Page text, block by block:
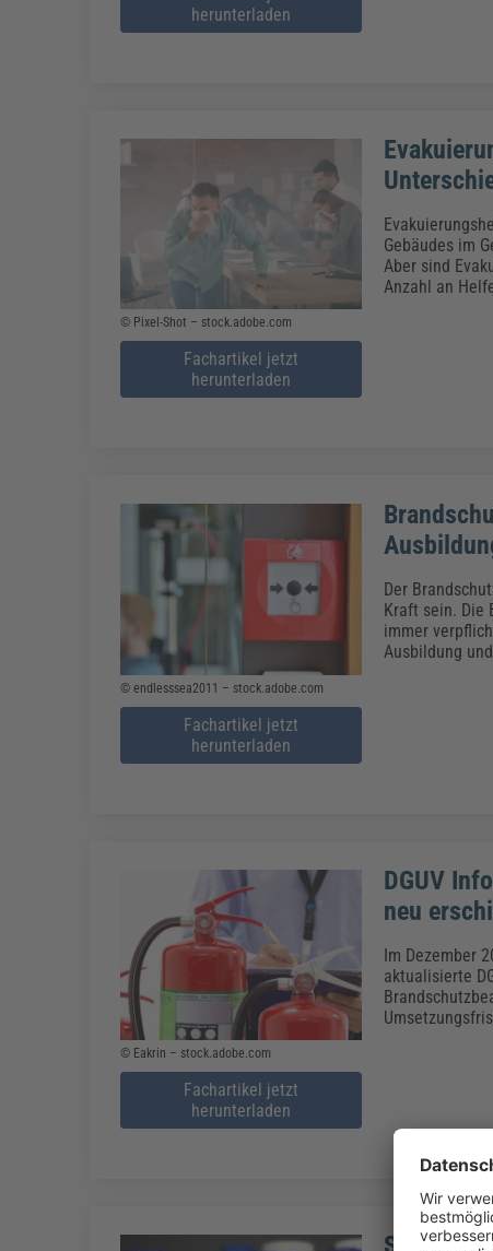
herunterladen
© Pixel-Shot – stock.adobe.com
Fachartikel jetzt
herunterladen
Gebäudes im
Aber sind
Anzahl an
© endlesssea2011 – stock.adobe.com
Fachartikel jetzt
herunterladen
Der
Kraft sein. Die
immer
Ausbildung
© Eakrin – stock.adobe.com
Fachartikel jetzt
herunterladen
DGUV
neu
Im Dezember
aktualisierte